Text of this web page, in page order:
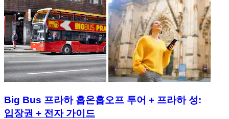
Big Bus 프라하 홉온홉오프 투어 + 프라하 성:
입장권 + 전자 가이드